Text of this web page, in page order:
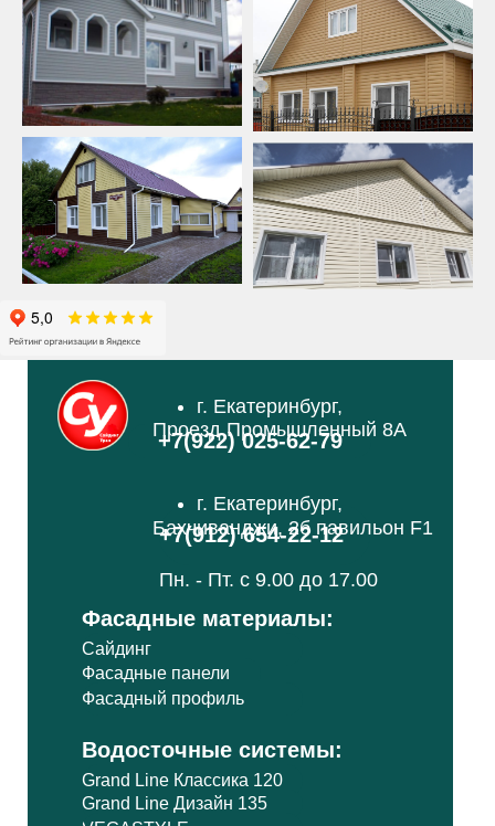
Сайдинг
Фасадные панели
Фасадный профиль
Grand Line Классика 120
Grand Line Дизайн 135
Фасадные материалы:
Водосточные системы:
+7(922) 025-62-79
+7(912) 654-22-12
г. Екатеринбург,
Проезд Промышленный 8А
Пн. - Пт. с 9.00 до 17.00
г. Екатеринбург,
Бахчиванджи, 2б павильон F1